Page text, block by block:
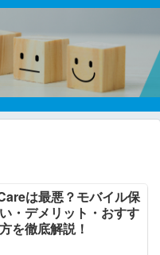
は最悪？モバイル保
・デメリット・おすす
を徹底解説！